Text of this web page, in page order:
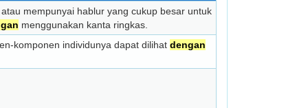
mempunyai hablur yang cukup besar untuk
menggunakan kanta ringkas.
komponen individunya dapat dilihat dengan